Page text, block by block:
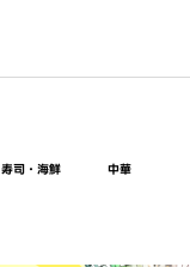
寿司・海鮮 中華